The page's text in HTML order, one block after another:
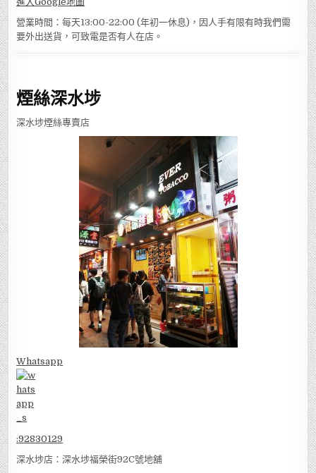
營業時間：每天13:00-22:00 (年初一休息)，因人手有限有時我們需
要外出送貨，可致電是否有人在店。
煙絲深水埗
深水埗煙絲專賣店
Whatsapp
:92830129
深水埗店：深水埗福榮街92C號地舖